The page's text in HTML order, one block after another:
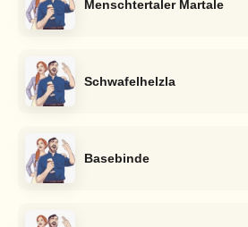
Menschtertaler Martale
Schwafelhelzla
Basebinde